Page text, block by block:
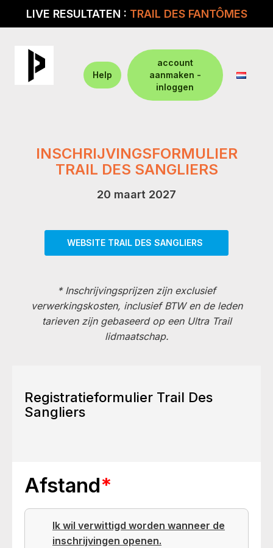
LIVE RESULTATEN : TRAIL DES FANTÔMES
Help
account
aanmaken -
inloggen
INSCHRIJVINGSFORMULIER
TRAIL DES SANGLIERS
20 maart 2027
WEBSITE TRAIL DES SANGLIERS
* Inschrijvingsprijzen zijn exclusief
verwerkingskosten, inclusief BTW en de leden
tarieven zijn gebaseerd op een Ultra Trail
lidmaatschap.
Registratieformulier Trail Des
Sangliers
Afstand*
Ik wil verwittigd worden wanneer de
inschrijvingen openen.